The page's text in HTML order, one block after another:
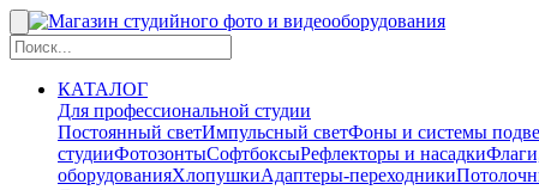
КАТАЛОГ
Для профессиональной студии
Постоянный светИмпульсный светФоны и системы
студииФотозонтыСофтбоксыРефлекторы и насадки
оборудованияХлопушкиАдаптеры-переходники